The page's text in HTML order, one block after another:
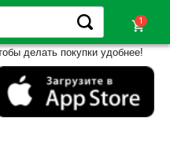
shopping_cart
делать покупки удобнее!